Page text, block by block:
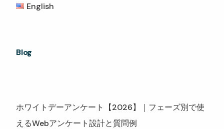
English
Blog
ホワイトデーアンケート【2026】｜フェーズ別で使
えるWebアンケート設計と質問例